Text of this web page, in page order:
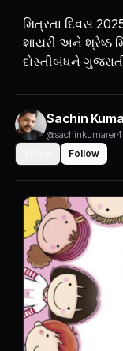
મિત્રતા દિવસ
શાયરી અને શ્રેષ્ઠ
દોસ્તીબંધને
Sachin
Follow